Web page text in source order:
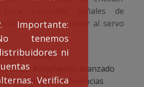
Importante:
tenemos
ni
Verifica
para transmitir señales de
del servomotor al servo
5 metros.
Aislamiento avanzado
minimizar las interferencias